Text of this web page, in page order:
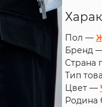
Пол —
Бренд
Страна
Тип
Цвет —
Родина